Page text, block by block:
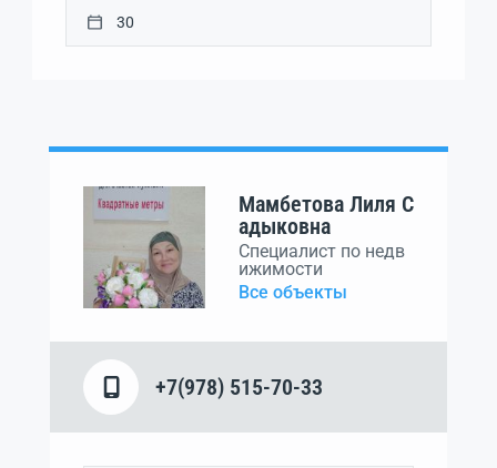
Мамбетова Лиля С
адыковна
Специалист по недв
ижимости
Все объекты
+7(978) 515-70-33